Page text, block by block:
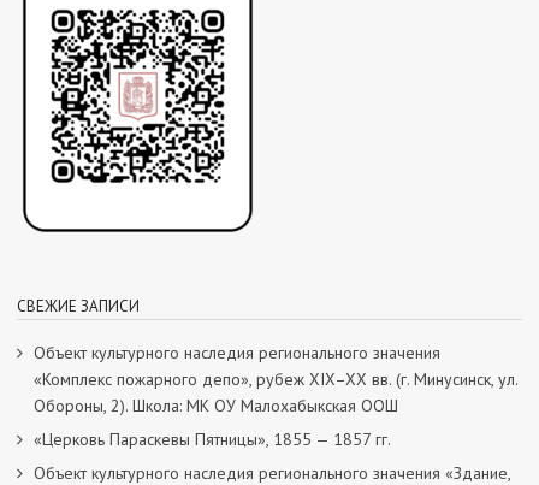
СВЕЖИЕ ЗАПИСИ
Объект культурного наследия регионального значения
«Комплекс пожарного депо», рубеж XIX–XX вв. (г. Минусинск, ул.
Обороны, 2). Школа: МК ОУ Малохабыкская ООШ
«Церковь Параскевы Пятницы», 1855 — 1857 гг.
Объект культурного наследия регионального значения «Здание,